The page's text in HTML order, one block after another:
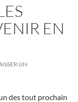
EN
UN
des tout prochain